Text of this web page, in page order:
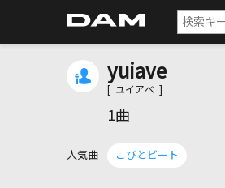
yuiave
[ ユイアベ ]
1曲
人気曲 こびとビート